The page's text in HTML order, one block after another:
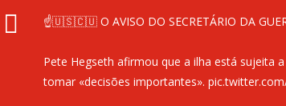
☝️🇺🇸🇨🇺 O AVISO DO SECRETÁRIO DA
Pete Hegseth afirmou que a ilha está sujeita
tomar «decisões importantes».